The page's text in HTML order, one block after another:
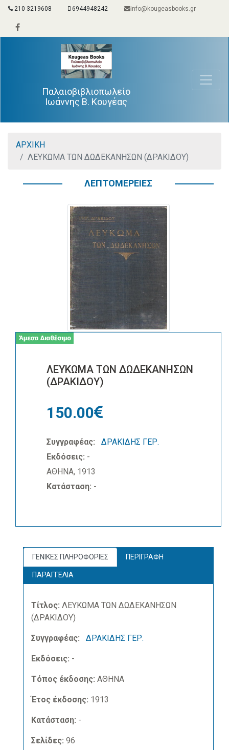
210 3219608 6944948242 info@kougeasbooks.gr
Παλαιοβιβλιοπωλείο
Ιωάννης Β. Κουγέας
ΑΡΧΙΚΗ
ΛΕΥΚΩΜΑ ΤΩΝ ΔΩΔΕΚΑΝΗΣΩΝ (ΔΡΑΚΙΔΟΥ)
ΛΕΠΤΟΜΕΡΕΙΕΣ
ΛΕΥΚΩΜΑ ΤΩΝ ΔΩΔΕΚΑΝΗΣΩΝ
(ΔΡΑΚΙΔΟΥ)
150.00
Συγγραφέας:
ΔΡΑΚΙΔΗΣ ΓΕΡ.
Εκδόσεις: -
ΑΘΗΝΑ, 1913
Κατάσταση: -
ΓΕΝΙΚΕΣ ΠΛΗΡΟΦΟΡΙΕΣ ΠΕΡΙΓΡΑΦΗ
ΠΑΡΑΓΓΕΛΙΑ
Τίτλος: ΛΕΥΚΩΜΑ ΤΩΝ ΔΩΔΕΚΑΝΗΣΩΝ
(ΔΡΑΚΙΔΟΥ)
Συγγραφέας: ΔΡΑΚΙΔΗΣ ΓΕΡ.
Εκδόσεις: -
Τόπος έκδοσης: ΑΘΗΝΑ
Έτος έκδοσης: 1913
Κατάσταση: -
Σελίδες: 96